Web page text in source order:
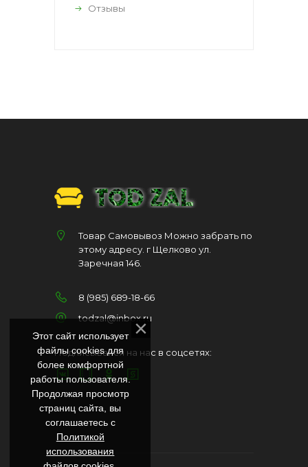
Отзывы
Товар Самовывоз Можно забрать по
этому адресу. г Щелково ул.
Заречная 146.
8 (985) 689-18-66
todzal@inbox.ru
Подписывайся на нас в соцсетях:
Этот сайт использует
файлы cookies для
более комфортной
работы пользователя.
Продолжая просмотр
страниц сайта, вы
соглашаетесь с
Политикой
использования